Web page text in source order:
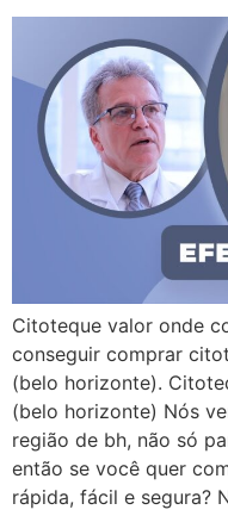
Citoteque valor onde
conseguir comprar
(belo horizonte).
(belo horizonte) Nós
região de bh, não só
então se você quer
rápida, fácil e segura?